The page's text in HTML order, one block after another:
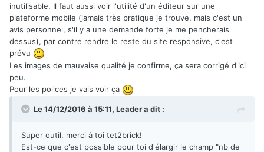
inutilisable. Il faut aussi voir l'utilité d'un éditeur sur une
plateforme mobile (jamais très pratique je trouve, mais c'est un
avis personnel, s'il y a une demande forte je me pencherais
dessus), par contre rendre le reste du site responsive, c'est
prévu
Les images de mauvaise qualité je confirme, ça sera corrigé d'ici
peu.
Pour les polices je vais voir ça
Le 14/12/2016 à 15:11, Leadera dit :
Super outil, merci à toi tet2brick!
Est-ce que c'est possible pour toi d'élargir le champ "nb de